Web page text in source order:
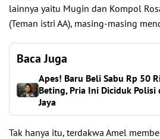
lainnya yaitu Mugin dan Kompol
(Teman istri AA), masing-masing
Baca Juga
Apes! Baru Beli Sabu Rp 50
Beting, Pria Ini Diciduk Polisi
Jaya
Tak hanya itu, terdakwa Amel